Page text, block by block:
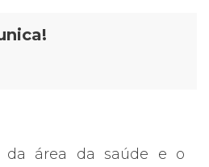
da área da saúde e o